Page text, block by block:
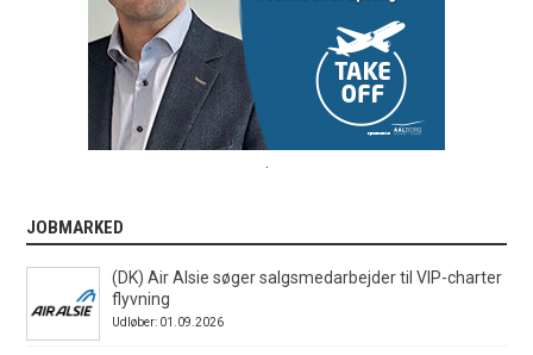
JOBMARKED
(DK) Air Alsie søger salgsmedarbejder til VIP-charter
flyvning
Udløber: 01.09.2026